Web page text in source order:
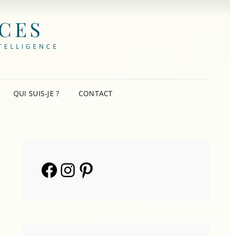
QUI SUIS-JE ? CONTACT
Facebook
Instagram
Pinterest